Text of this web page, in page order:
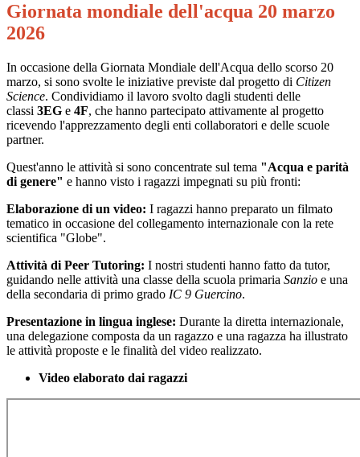
Giornata mondiale dell'acqua 20 marzo
2026
In occasione della Giornata Mondiale dell'Acqua dello scorso 20
marzo, si sono svolte le iniziative previste dal progetto di Citizen
Science. Condividiamo il lavoro svolto dagli studenti delle
classi 3EG e 4F, che hanno partecipato attivamente al progetto
ricevendo l'apprezzamento degli enti collaboratori e delle scuole
partner.
Quest'anno le attività si sono concentrate sul tema "Acqua e parità
di genere" e hanno visto i ragazzi impegnati su più fronti:
Elaborazione di un video: I ragazzi hanno preparato un filmato
tematico in occasione del collegamento internazionale con la rete
scientifica "Globe".
Attività di Peer Tutoring: I nostri studenti hanno fatto da tutor,
guidando nelle attività una classe della scuola primaria Sanzio e una
della secondaria di primo grado IC 9 Guercino.
Presentazione in lingua inglese: Durante la diretta internazionale,
una delegazione composta da un ragazzo e una ragazza ha illustrato
le attività proposte e le finalità del video realizzato.
Video elaborato dai ragazzi